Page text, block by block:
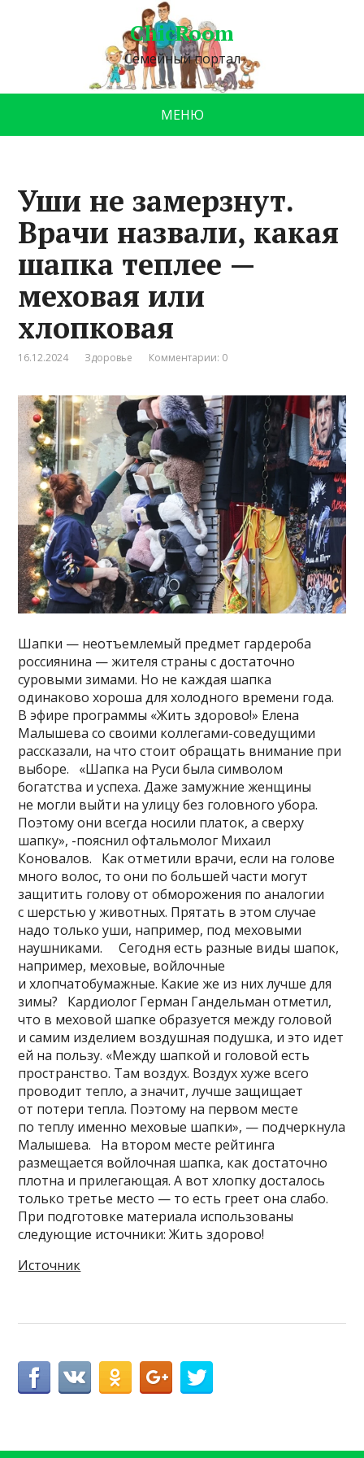
ChicRoom
Семейный портал
МЕНЮ
Уши не замерзнут.
Врачи назвали, какая
шапка теплее —
меховая или
хлопковая
16.12.2024 Здоровье Комментарии: 0
Шапки — неотъемлемый предмет гардероба
россиянина — жителя страны с достаточно
суровыми зимами. Но не каждая шапка
одинаково хороша для холодного времени года.
В эфире программы «Жить здорово!» Елена
Малышева со своими коллегами-соведущими
рассказали, на что стоит обращать внимание при
выборе. «Шапка на Руси была символом
богатства и успеха. Даже замужние женщины
не могли выйти на улицу без головного убора.
Поэтому они всегда носили платок, а сверху
шапку», -пояснил офтальмолог Михаил
Коновалов. Как отметили врачи, если на голове
много волос, то они по большей части могут
защитить голову от обморожения по аналогии
с шерстью у животных. Прятать в этом случае
надо только уши, например, под меховыми
наушниками. Сегодня есть разные виды шапок,
например, меховые, войлочные
и хлопчатобумажные. Какие же из них лучше для
зимы? Кардиолог Герман Гандельман отметил,
что в меховой шапке образуется между головой
и самим изделием воздушная подушка, и это идет
ей на пользу. «Между шапкой и головой есть
пространство. Там воздух. Воздух хуже всего
проводит тепло, а значит, лучше защищает
от потери тепла. Поэтому на первом месте
по теплу именно меховые шапки», — подчеркнула
Малышева. На втором месте рейтинга
размещается войлочная шапка, как достаточно
плотна и прилегающая. А вот хлопку досталось
только третье место — то есть греет она слабо.
При подготовке материала использованы
следующие источники: Жить здорово!
Источник